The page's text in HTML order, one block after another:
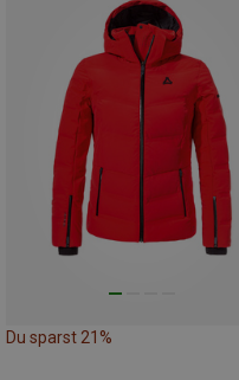
Du sparst 21%